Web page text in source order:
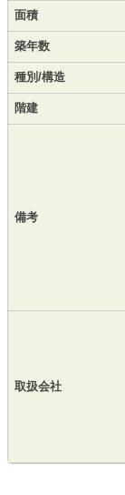
面積
築年数
種別/構造
階建
備考
取扱会社